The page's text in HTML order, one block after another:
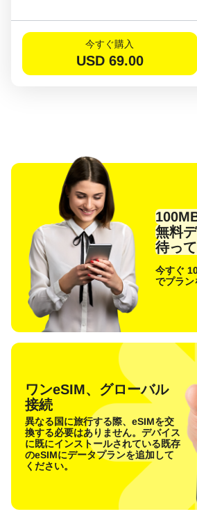
今すぐ購入
USD 69.00
無料
待っ
今すぐ
でプラン
ワンeSIM、グローバル
接続
異なる国に旅行する際、eSIMを交
換する必要はありません。デバイス
に既にインストールされている既存
のeSIMにデータプランを追加して
ください。